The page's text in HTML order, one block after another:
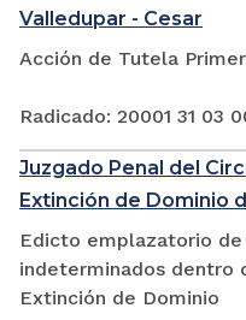
Valledupar - Cesar
Acción de Tutela
Radicado: 20001 31 03
Juzgado Penal del
Extinción de Dominio
Edicto emplazatorio
indeterminados dentro
Extinción de Dominio